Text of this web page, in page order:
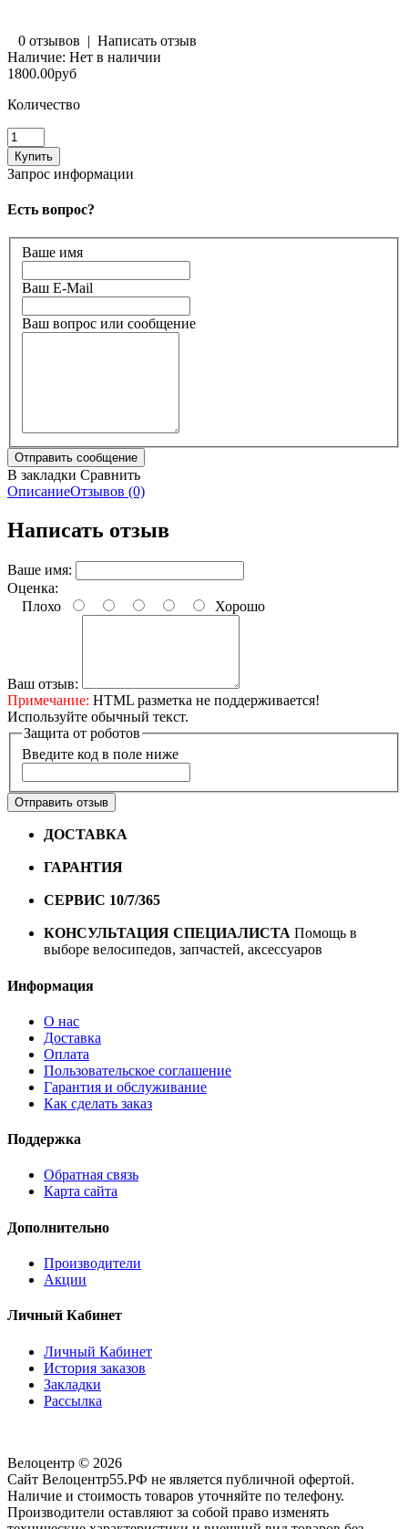
0 отзывов | Написать отзыв
Наличие: Нет в наличии
1800.00руб
Количество
Запрос информации
Есть вопрос?
Ваше имя
Ваш E-Mail
Ваш вопрос или сообщение
В закладки Сравнить
ОписаниеОтзывов (0)
Написать отзыв
Ваше имя:
Оценка:
Плохо
Хорошо
Ваш отзыв:
Примечание: HTML разметка не поддерживается!
Используйте обычный текст.
Защита от роботов
Введите код в поле ниже
Отправить отзыв
ДОСТАВКА
ГАРАНТИЯ
СЕРВИС 10/7/365
КОНСУЛЬТАЦИЯ СПЕЦИАЛИСТА Помощь в
выборе велосипедов, запчастей, аксессуаров
Информация
О нас
Доставка
Оплата
Пользовательское соглашение
Гарантия и обслуживание
Как сделать заказ
Поддержка
Обратная связь
Карта сайта
Дополнительно
Производители
Акции
Личный Кабинет
Личный Кабинет
История заказов
Закладки
Рассылка
Велоцентр © 2026
Сайт Велоцентр55.РФ не является публичной офертой.
Наличие и стоимость товаров уточняйте по телефону.
Производители оставляют за собой право изменять